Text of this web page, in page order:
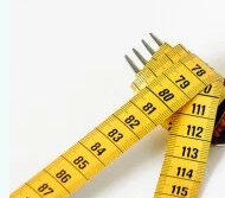
Principalele tipuri
Cu efect răcoritor.
uleiuri esențiale.
umflăturile și durerea
exemplu:Spetsmaz cu